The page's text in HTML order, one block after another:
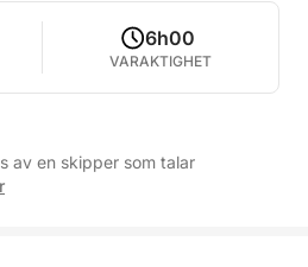
6h00
VARAKTIGHET
av en skipper som talar